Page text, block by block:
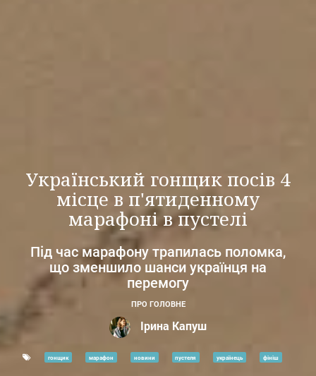
Український гонщик посів 4
місце в п'ятиденному
марафоні в пустелі
Під час марафону трапилась поломка,
що зменшило шанси українця на
перемогу
ПРО ГОЛОВНЕ
Ірина Капуш
гонщик марафон новини пустеля українець фініш